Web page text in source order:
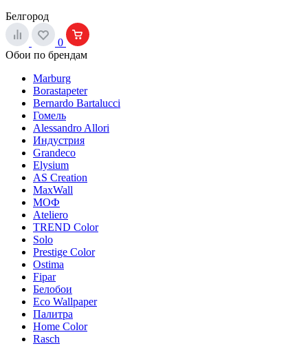
Белгород
0
Обои по брендам
Marburg
Borastapeter
Bernardo Bartalucci
Гомель
Alessandro Allori
Индустрия
Grandeco
Elysium
AS Creation
MaxWall
МОФ
Ateliero
TREND Color
Solo
Prestige Color
Ostima
Fipar
Белобои
Eco Wallpaper
Палитра
Home Color
Rasch